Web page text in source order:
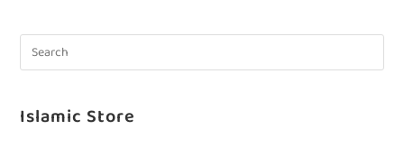
Islamic Store